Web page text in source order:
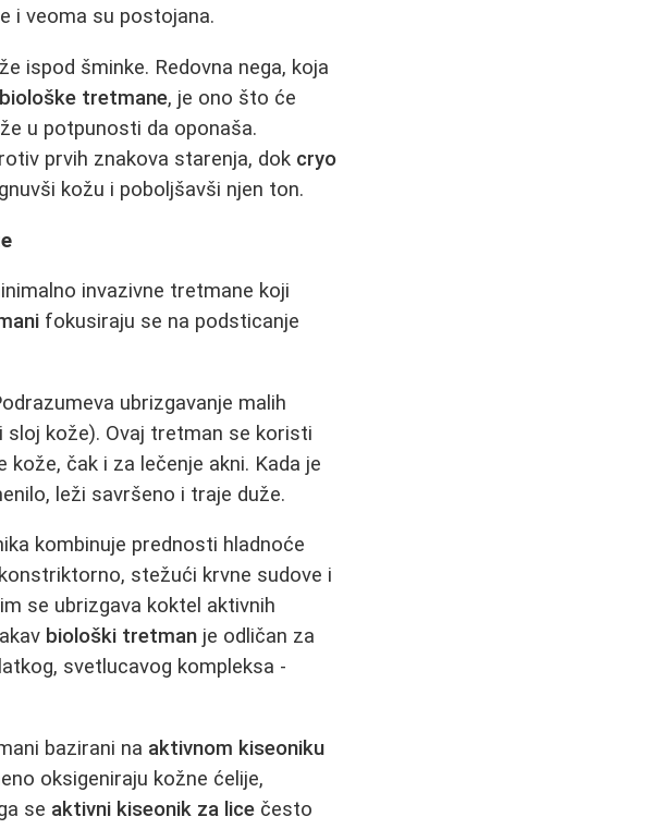
i veoma su postojana.
ispod šminke. Redovna nega, koja
biološke tretmane, je ono što će
u potpunosti da oponaša.
prvih znakova starenja, dok cryo
kožu i poboljšavši njen ton.
invazivne tretmane koji
fokusiraju se na podsticanje
ubrizgavanje malih
kože). Ovaj tretman se koristi
čak i za lečenje akni. Kada je
leži savršeno i traje duže.
kombinuje prednosti hladnoće
stežući krvne sudove i
se ubrizgava koktel aktivnih
biološki tretman je odličan za
svetlucavog kompleksa -
bazirani na aktivnom kiseoniku
oksigeniraju kožne ćelije,
se aktivni kiseonik za lice često